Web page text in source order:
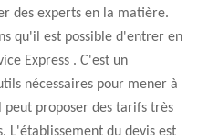
des experts en la matière.
qu'il est possible d'entrer en
Express . C'est un
nécessaires pour mener à
peut proposer des tarifs très
L'établissement du devis est